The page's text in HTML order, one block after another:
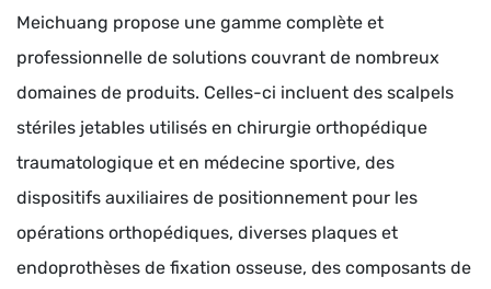
Meichuang propose une gamme complète et
professionnelle de solutions couvrant de nombreux
domaines de produits. Celles-ci incluent des scalpels
stériles jetables utilisés en chirurgie orthopédique
traumatologique et en médecine sportive, des
dispositifs auxiliaires de positionnement pour les
opérations orthopédiques, diverses plaques et
endoprothèses de fixation osseuse, des composants de